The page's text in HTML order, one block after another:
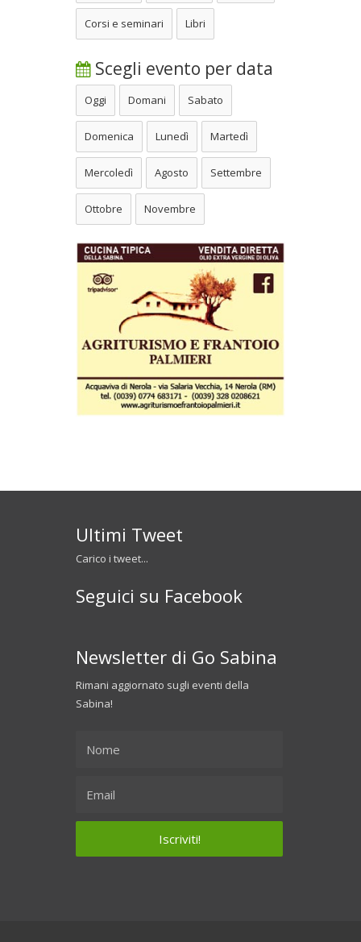
Corsi e seminari Libri
Scegli evento per data
Oggi Domani Sabato
Domenica Lunedì Martedì
Mercoledì Agosto Settembre
Ottobre Novembre
Ultimi Tweet
Carico i tweet...
Seguici su Facebook
Newsletter di Go Sabina
Rimani aggiornato sugli eventi della
Sabina!